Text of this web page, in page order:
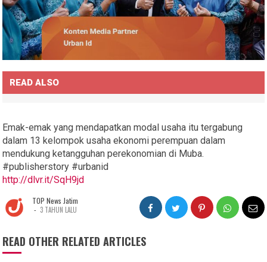
READ ALSO
Emak-emak yang mendapatkan modal usaha itu tergabung
dalam 13 kelompok usaha ekonomi perempuan dalam
mendukung ketangguhan perekonomian di Muba.
#publisherstory #urbanid
http://dlvr.it/SqH9jd
TOP News Jatim
- 3 TAHUN LALU
READ OTHER RELATED ARTICLES